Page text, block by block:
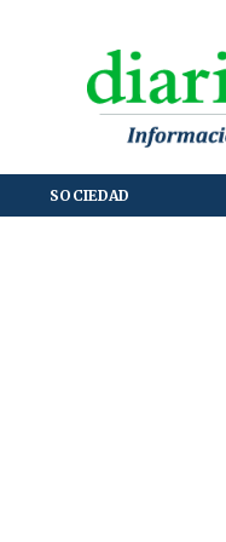
SOCIEDAD